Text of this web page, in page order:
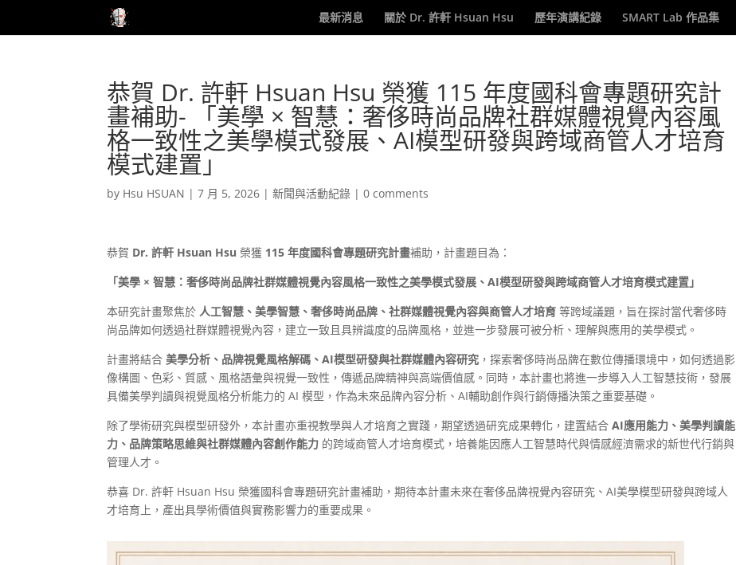
最新消息 關於 Dr. 許軒 Hsuan Hsu 歷年演講紀錄 SMART Lab 作品集
恭賀 Dr. 許軒 Hsuan Hsu 榮獲 115 年度國科會專題研究計
畫補助- 「美學 × 智慧：奢侈時尚品牌社群媒體視覺內容風
格一致性之美學模式發展、AI模型研發與跨域商管人才培育
模式建置」
by Hsu HSUAN |7 月 5, 2026 |新聞與活動紀錄 |0 comments
恭賀 Dr. 許軒 Hsuan Hsu 榮獲 115 年度國科會專題研究計畫補助，計畫題目為：
「美學 × 智慧：奢侈時尚品牌社群媒體視覺內容風格一致性之美學模式發展、AI模型研發與跨域商管人才培育模式建置」
本研究計畫聚焦於人工智慧、美學智慧、奢侈時尚品牌、社群媒體視覺內容與商管人才培育 等跨域議題，旨在探討當代奢侈時
尚品牌如何透過社群媒體視覺內容，建立一致且具辨識度的品牌風格，並進一步發展可被分析、理解與應用的美學模式。
計畫將結合美學分析、品牌視覺風格解碼、AI模型研發與社群媒體內容研究 ，探索奢侈時尚品牌在數位傳播環境中，如何透過影
像構圖、色彩、質感、風格語彙與視覺一致性，傳遞品牌精神與高端價值感。同時，本計畫也將進一步導入人工智慧技術，發展
具備美學判讀與視覺風格分析能力的 AI 模型，作為未來品牌內容分析、AI輔助創作與行銷傳播決策之重要基礎。
除了學術研究與模型研發外，本計畫亦重視教學與人才培育之實踐，期望透過研究成果轉化，建置結合AI應用能力、美學判讀能
力、品牌策略思維與社群媒體內容創作能力 的跨域商管人才培育模式，培養能因應人工智慧時代與情感經濟需求的新世代行銷與
管理人才。
恭喜 Dr. 許軒 Hsuan Hsu 榮獲國科會專題研究計畫補助，期待本計畫未來在奢侈品牌視覺內容研究、AI美學模型研發與跨域人
才培育上，產出具學術價值與實務影響力的重要成果。